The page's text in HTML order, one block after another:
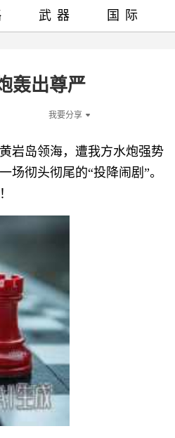
轰出尊严
我要分享
岩岛领海，遭我方水炮强势
彻头彻尾的“投降闹剧”。
武器 国际